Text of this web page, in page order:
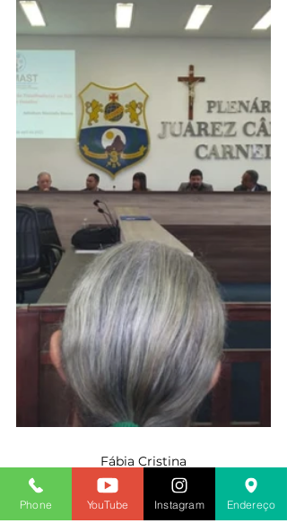
Fábia Cristina
Diretora de Comunicação e Divulgação
do SINDACS PE
2023
Phone YouTube Instagram Endereço